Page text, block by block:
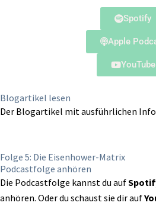
Spotify
Apple
YouTube
Blogartikel lesen
Der Blogartikel mit ausführlichen
Folge 5: Die Eisenhower-Matrix
Podcastfolge anhören
Die Podcastfolge kannst du auf
anhören. Oder du schaust sie dir auf